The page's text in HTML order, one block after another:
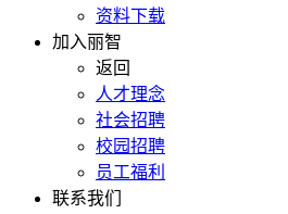
资料下载
加入丽智
返回
人才理念
社会招聘
校园招聘
员工福利
联系我们